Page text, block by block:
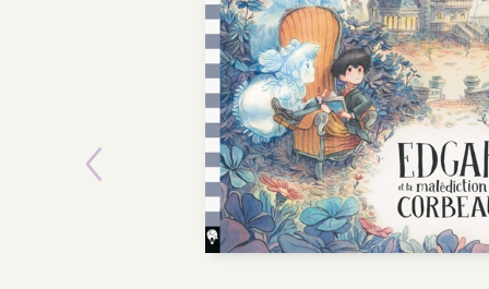
Previous